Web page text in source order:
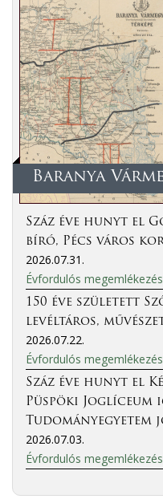
Baranya
Száz éve hunyt el
bíró, Pécs város
2026.07.31.
Évfordulós megemlékezés
150 éve született
levéltáros,
2026.07.22.
Évfordulós megemlékezés
Száz éve hunyt el
Püspöki Joglíceum
2026.07.03.
Évfordulós megemlékezés